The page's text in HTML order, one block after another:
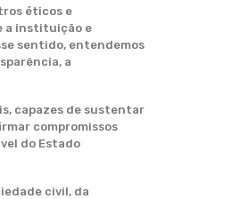
éticos e
a instituição e
sentido, entendemos
a
capazes de sustentar
compromissos
do Estado
civil, da